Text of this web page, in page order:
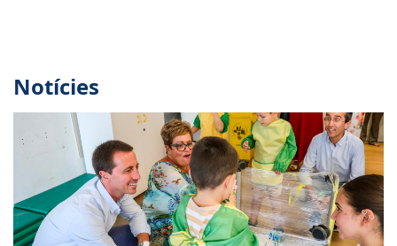
Notícies